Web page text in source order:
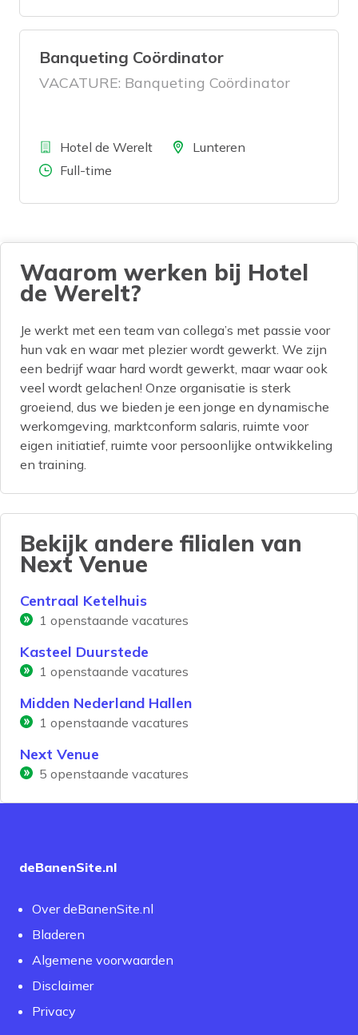
Banqueting Coördinator
VACATURE: Banqueting Coördinator
BedrijfHotel de WereltLocatieLunteren
Aantal uren
Full-time
Waarom werken bij Hotel
de Werelt?
Je werkt met een team van collega’s met passie voor
hun vak en waar met plezier wordt gewerkt. We zijn
een bedrijf waar hard wordt gewerkt, maar waar ook
veel wordt gelachen! Onze organisatie is sterk
groeiend, dus we bieden je een jonge en dynamische
werkomgeving, marktconform salaris, ruimte voor
eigen initiatief, ruimte voor persoonlijke ontwikkeling
en training.
Bekijk andere filialen van
Next Venue
Centraal Ketelhuis
1 openstaande vacatures
Kasteel Duurstede
1 openstaande vacatures
Midden Nederland Hallen
1 openstaande vacatures
Next Venue
5 openstaande vacatures
deBanenSite.nl
Over deBanenSite.nl
Bladeren
Algemene voorwaarden
Disclaimer
Privacy